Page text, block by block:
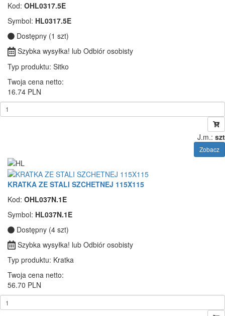
Kod: OHL0317.5E
Symbol: HL0317.5E
Dostępny (1 szt)
Szybka wysyłka! lub Odbiór osobisty
Typ produktu: Sitko
Twoja cena netto:
16.74 PLN
J.m.: szt
Zobacz
KRATKA ZE STALI SZCHETNEJ 115X115
Kod: OHL037N.1E
Symbol: HL037N.1E
Dostępny (4 szt)
Szybka wysyłka! lub Odbiór osobisty
Typ produktu: Kratka
Twoja cena netto:
56.70 PLN